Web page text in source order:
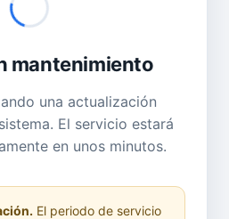
mantenimiento
una actualización
El servicio estará
en unos minutos.
El periodo de servicio